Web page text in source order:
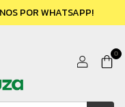
POR WHATSAPP!
0